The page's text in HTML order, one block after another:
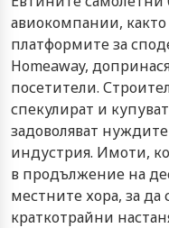
авиокомпании,
платформите за
Homeaway,
посетители.
спекулират и
задоволяват
индустрия. Имоти,
в продължение на
местните хора, за да
краткотрайни